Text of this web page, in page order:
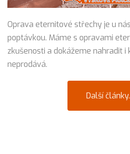
Oprava eternitové střechy je u
poptávkou. Máme s opravami
zkušenosti a dokážeme nahradit i
neprodává.
Další